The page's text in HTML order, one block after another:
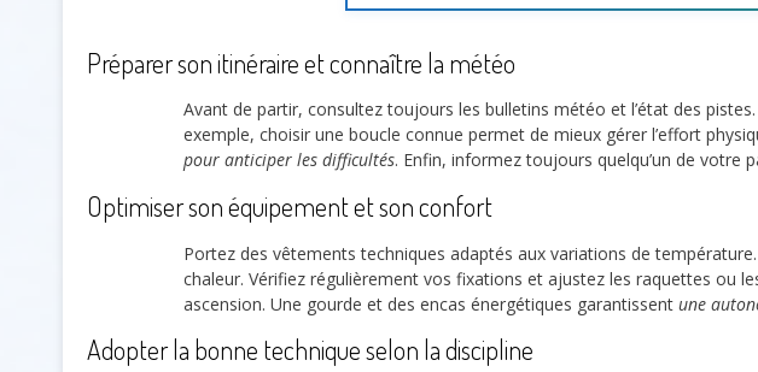
Préparer son itinéraire et connaître la météo
Avant de partir, consultez toujours les bulletins météo et l’état des pistes.
exemple, choisir une boucle connue permet de mieux gérer l’effort
pour anticiper les difficultés. Enfin, informez toujours quelqu’un de votre
Optimiser son équipement et son confort
Portez des vêtements techniques adaptés aux variations de
chaleur. Vérifiez régulièrement vos fixations et ajustez les raquettes ou
ascension. Une gourde et des encas énergétiques garantissent une
Adopter la bonne technique selon la discipline